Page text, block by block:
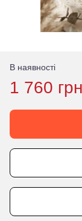
В наявності
1 760 грн